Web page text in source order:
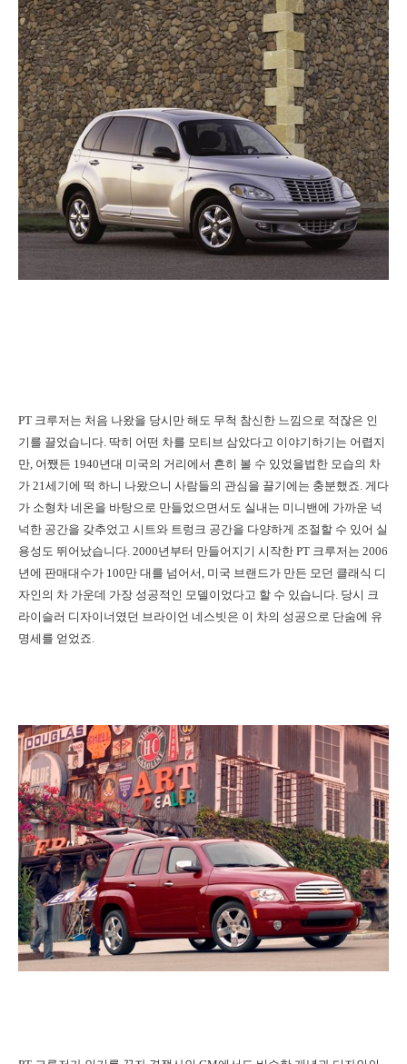
PT 크루저는 처음 나왔을 당시만 해도 무척 참신한 느낌으로 적잖은 인
기를 끌었습니다. 딱히 어떤 차를 모티브 삼았다고 이야기하기는 어렵지
만, 어쨌든 1940년대 미국의 거리에서 흔히 볼 수 있었을법한 모습의 차
가 21세기에 떡 하니 나왔으니 사람들의 관심을 끌기에는 충분했죠. 게다
가 소형차 네온을 바탕으로 만들었으면서도 실내는 미니밴에 가까운 넉
넉한 공간을 갖추었고 시트와 트렁크 공간을 다양하게 조절할 수 있어 실
용성도 뛰어났습니다. 2000년부터 만들어지기 시작한 PT 크루저는 2006
년에 판매대수가 100만 대를 넘어서, 미국 브랜드가 만든 모던 클래식 디
자인의 차 가운데 가장 성공적인 모델이었다고 할 수 있습니다. 당시 크
라이슬러 디자이너였던 브라이언 네스빗은 이 차의 성공으로 단숨에 유
명세를 얻었죠.